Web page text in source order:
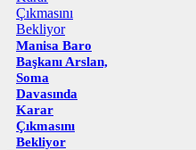
Manisa Baro
Başkanı Arslan,
Soma
Davasında
Karar
Çıkmasını
Bekliyor